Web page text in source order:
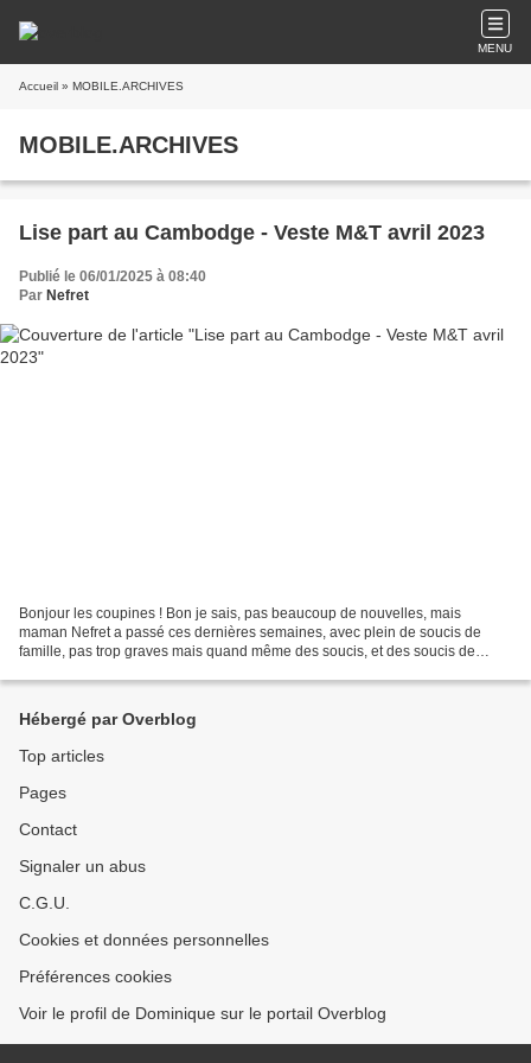
MENU
Accueil » MOBILE.ARCHIVES
MOBILE.ARCHIVES
Lise part au Cambodge - Veste M&T avril 2023
Publié le 06/01/2025 à 08:40
Par Nefret
Bonjour les coupines ! Bon je sais, pas beaucoup de nouvelles, mais
maman Nefret a passé ces dernières semaines, avec plein de soucis de
famille, pas trop graves mais quand même des soucis, et des soucis de
Hébergé par Overblog
Top articles
Pages
Contact
Signaler un abus
C.G.U.
Cookies et données personnelles
Préférences cookies
Voir le profil de Dominique sur le portail Overblog